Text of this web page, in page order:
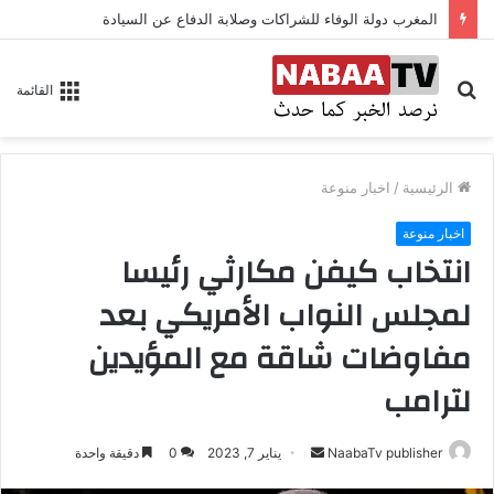
المغرب دولة الوفاء للشراكات وصلابة الدفاع عن السيادة
القائمة
بحث
عن
الرئيسية / اخبار منوعة
اخبار منوعة
انتخاب كيفن مكارثي رئيسا
لمجلس النواب الأمريكي بعد
مفاوضات شاقة مع المؤيدين
لترامب
NaabaTv publisher يناير 7, 2023 0 دقيقة واحدة